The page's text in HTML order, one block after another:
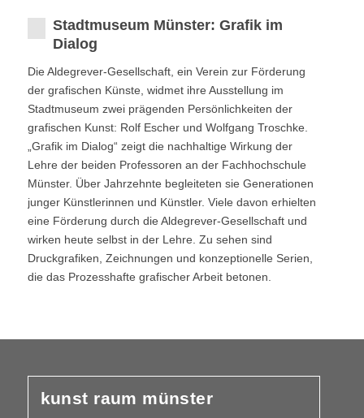
Stadtmuseum Münster: Grafik im
Dialog
Die Aldegrever-Gesellschaft, ein Verein zur Förderung
der grafischen Künste, widmet ihre Ausstellung im
Stadtmuseum zwei prägenden Persönlichkeiten der
grafischen Kunst: Rolf Escher und Wolfgang Troschke.
„Grafik im Dialog“ zeigt die nachhaltige Wirkung der
Lehre der beiden Professoren an der Fachhochschule
Münster. Über Jahrzehnte begleiteten sie Generationen
junger Künstlerinnen und Künstler. Viele davon erhielten
eine Förderung durch die Aldegrever-Gesellschaft und
wirken heute selbst in der Lehre. Zu sehen sind
Druckgrafiken, Zeichnungen und konzeptionelle Serien,
die das Prozesshafte grafischer Arbeit betonen.
kunst raum münster